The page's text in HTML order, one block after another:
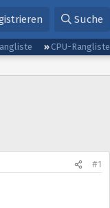
Suche
CPU-Rangliste
#1